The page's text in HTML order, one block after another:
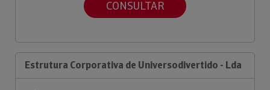
CONSULTAR
Estrutura Corporativa de Universodivertido - Lda